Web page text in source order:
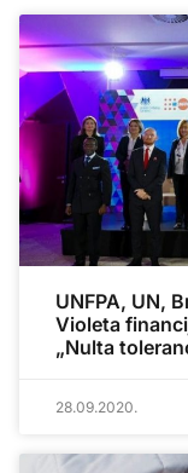
UNFPA, UN,
Violeta
„Nulta
28.09.2020.